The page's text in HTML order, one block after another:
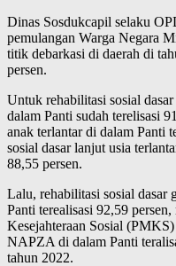
Dinas Sosdukcapil selaku
pemulangan Warga Negara
titik debarkasi di daerah di
persen.
Untuk rehabilitasi sosial
dalam Panti sudah terelisasi
anak terlantar di dalam Panti
sosial dasar lanjut usia
88,55 persen.
Lalu, rehabilitasi sosial dasar
Panti terealisasi 92,59
Kesejahteraan Sosial
NAPZA di dalam Panti
tahun 2022.